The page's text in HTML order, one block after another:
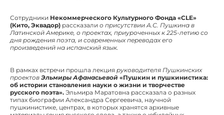
Сотрудники Некоммерческого Культурного Фонда «CLE»
(Кито, Эквадор) рассказали о присутствии А.С. Пушкина в
Латинской Америке, о проектах, приуроченных к 225-летию со
дня рождения поэта, и современных переводах его
произведений на испанский язык.
В рамках встречи прошла лекция руководителя Пушкинских
проектов Эльмиры Афанасьевой «Пушкин и пушкинистика:
об истории становления науки о жизни и творчестве
русского поэта». Эльмира Маратовна рассказала о разных
типах биографии Александра Сергеевича, научной
пушкинистике, центрах, в которых хранятся архивные